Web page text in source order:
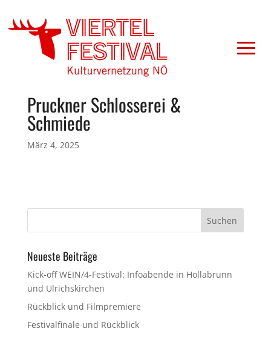
Pruckner Schlosserei &
Schmiede
März 4, 2025
Neueste Beiträge
Kick-off WEIN/4-Festival: Infoabende in Hollabrunn
und Ulrichskirchen
Rückblick und Filmpremiere
Festivalfinale und Rückblick